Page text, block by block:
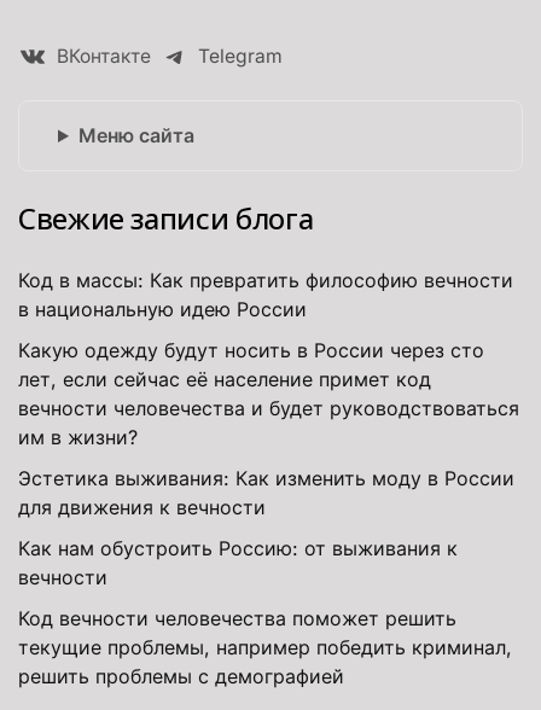
ВКонтакте Telegram
Меню сайта
Свежие записи блога
Код в массы: Как превратить философию вечности
в национальную идею России
Какую одежду будут носить в России через сто
лет, если сейчас её население примет код
вечности человечества и будет руководствоваться
им в жизни?
Эстетика выживания: Как изменить моду в России
для движения к вечности
Как нам обустроить Россию: от выживания к
вечности
Код вечности человечества поможет решить
текущие проблемы, например победить криминал,
решить проблемы с демографией